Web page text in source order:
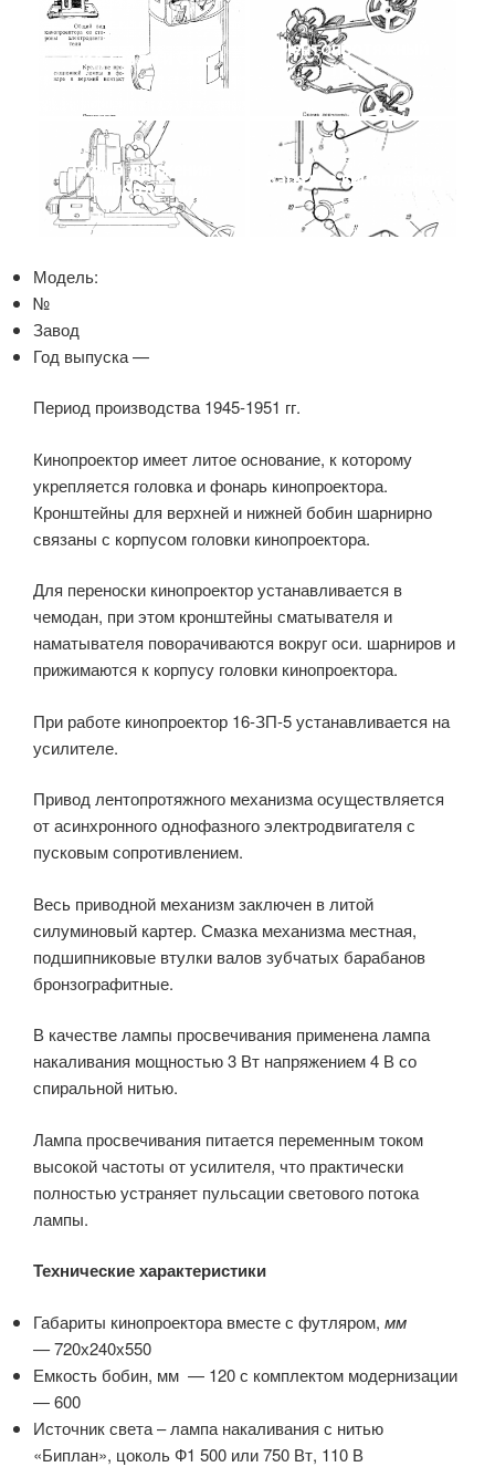
Вид сзади и ОПС
Лентопротяжный
тракт
Схема движения
киноплёнки
Зарядка киноплёнки
Модель:
№
Завод
Год выпуска —
Период производства 1945-1951 гг.
Кинопроектор имеет литое основание, к которому
укрепляется головка и фонарь кинопроектора.
Кронштейны для верхней и нижней бобин шарнирно
связаны с корпусом головки кинопроектора.
Для переноски кинопроектор устанавливается в
чемодан, при этом кронштейны сматывателя и
наматывателя поворачиваются вокруг оси. шарниров и
прижимаются к корпусу головки кинопроектора.
При работе кинопроектор 16-ЗП-5 устанавливается на
усилителе.
Привод лентопротяжного механизма осуществляется
от асинхронного однофазного электродвигателя с
пусковым сопротивлением.
Весь приводной механизм заключен в литой
силуминовый картер. Смазка механизма местная,
подшипниковые втулки валов зубчатых барабанов
бронзографитные.
В качестве лампы просвечивания применена лампа
накаливания мощностью 3 Вт напряжением 4 В со
спиральной нитью.
Лампа просвечивания питается переменным током
высокой частоты от усилителя, что практически
полностью устраняет пульсации светового потока
лампы.
Технические характеристики
Габариты кинопроектора вместе с футляром, мм
—720х240х550
Емкость бобин, мм — 120 с комплектом модернизации
— 600
Источник света – лампа накаливания с нитью
«Биплан», цоколь Ф1 500 или 750 Вт, 110 В